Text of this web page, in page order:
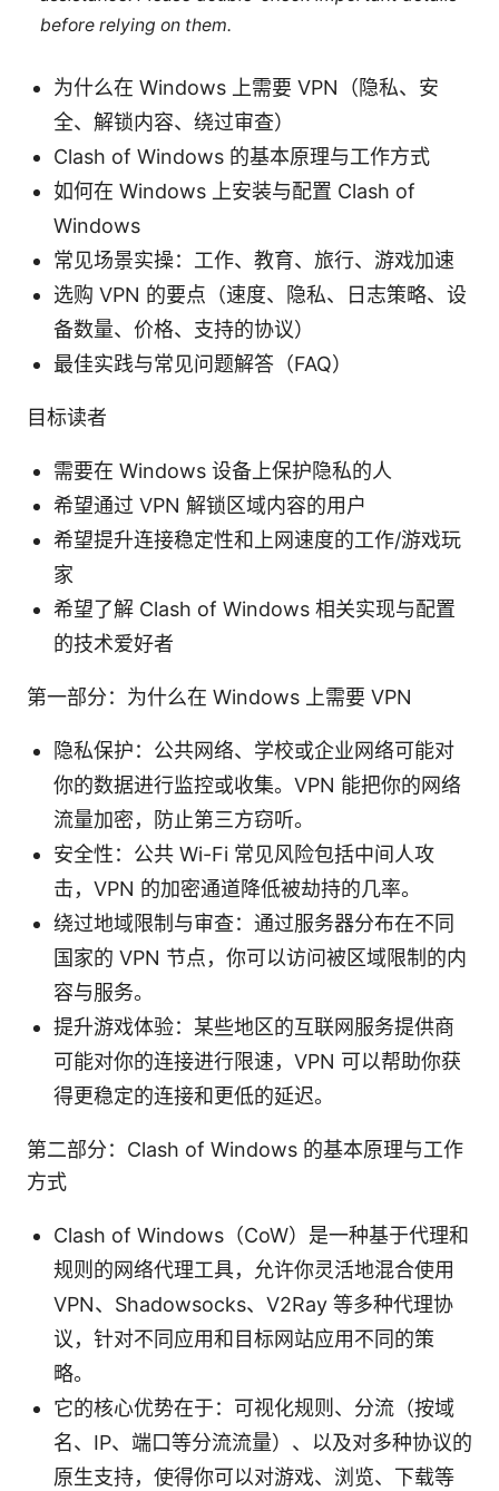
before relying on them.
为什么在 Windows 上需要 VPN（隐私、安
全、解锁内容、绕过审查）
Clash of Windows 的基本原理与工作方式
如何在 Windows 上安装与配置 Clash of
Windows
常见场景实操：工作、教育、旅行、游戏加速
选购 VPN 的要点（速度、隐私、日志策略、设
备数量、价格、支持的协议）
最佳实践与常见问题解答（FAQ）
目标读者
需要在 Windows 设备上保护隐私的人
希望通过 VPN 解锁区域内容的用户
希望提升连接稳定性和上网速度的工作/游戏玩
家
希望了解 Clash of Windows 相关实现与配置
的技术爱好者
第一部分：为什么在 Windows 上需要 VPN
隐私保护：公共网络、学校或企业网络可能对
你的数据进行监控或收集。VPN 能把你的网络
流量加密，防止第三方窃听。
安全性：公共 Wi-Fi 常见风险包括中间人攻
击，VPN 的加密通道降低被劫持的几率。
绕过地域限制与审查：通过服务器分布在不同
国家的 VPN 节点，你可以访问被区域限制的内
容与服务。
提升游戏体验：某些地区的互联网服务提供商
可能对你的连接进行限速，VPN 可以帮助你获
得更稳定的连接和更低的延迟。
第二部分：Clash of Windows 的基本原理与工作
方式
Clash of Windows（CoW）是一种基于代理和
规则的网络代理工具，允许你灵活地混合使用
VPN、Shadowsocks、V2Ray 等多种代理协
议，针对不同应用和目标网站应用不同的策
略。
它的核心优势在于：可视化规则、分流（按域
名、IP、端口等分流流量）、以及对多种协议的
原生支持，使得你可以对游戏、浏览、下载等